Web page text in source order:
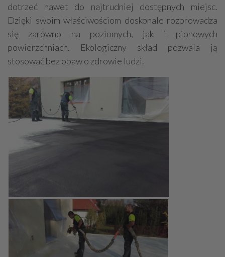
dotrzeć nawet do najtrudniej dostępnych miejsc.
Dzięki swoim właściwościom doskonale rozprowadza
się zarówno na poziomych, jak i pionowych
powierzchniach. Ekologiczny skład pozwala ją
stosować bez obaw o zdrowie ludzi.